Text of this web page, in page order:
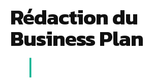
Rédaction du
Business Plan